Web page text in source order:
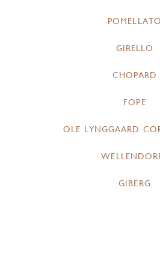
POMELLATO
GIRELLO
CHOPARD
FOPE
OLE LYNGGAARD
GIBERG